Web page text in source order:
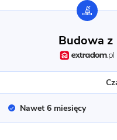
Rusiec -
garażem
PREFABRYKAT
Budowa z
Nawet 6 miesięcy